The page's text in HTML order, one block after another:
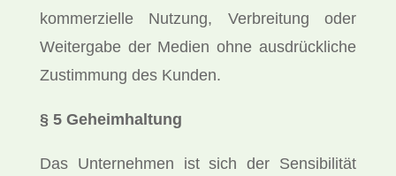
kommerzielle Nutzung, Verbreitung oder
Weitergabe der Medien ohne ausdrückliche
Zustimmung des Kunden.
§ 5 Geheimhaltung
Das Unternehmen ist sich der Sensibilität